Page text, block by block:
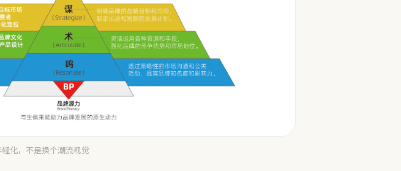
化，不是换个潮流视觉